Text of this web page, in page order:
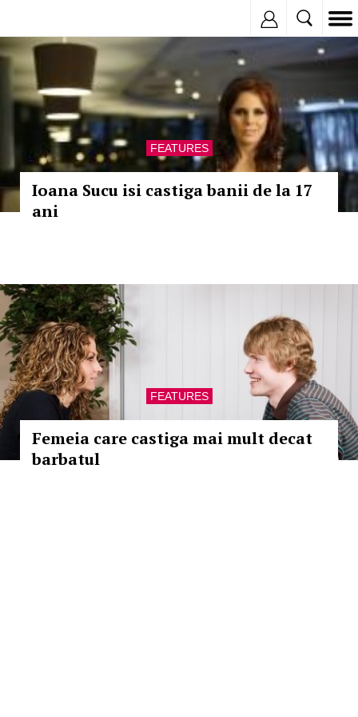
FEATURES
Ioana Sucu isi castiga banii de la 17
ani
FEATURES
Femeia care castiga mai mult decat
barbatul